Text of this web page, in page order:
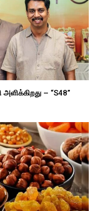
– “S48”